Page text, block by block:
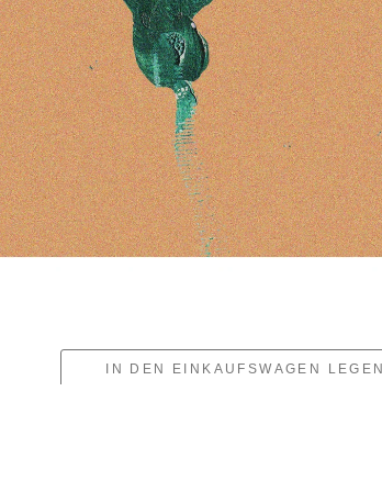
IN DEN EINKAUFSWAGEN LEGEN